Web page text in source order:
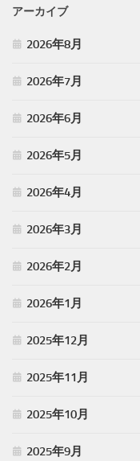
アーカイブ
2026年8月
2026年7月
2026年6月
2026年5月
2026年4月
2026年3月
2026年2月
2026年1月
2025年12月
2025年11月
2025年10月
2025年9月